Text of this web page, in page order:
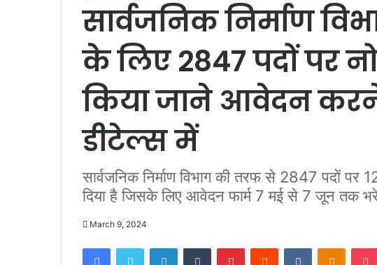
सार्वजनिक निर्माण
के लिए 2847 पदों पर
किया जाने आवेदन करने
डीटेल्स में
सार्वजनिक निर्माण विभाग की तरफ से 2847 पदों पर
दिया है जिसके लिए आवेदन फार्म 7 मई से 7 जून तक
March 9, 2024
FacebookTwitter LinkedInTumblr PinterestReddit VKontakte